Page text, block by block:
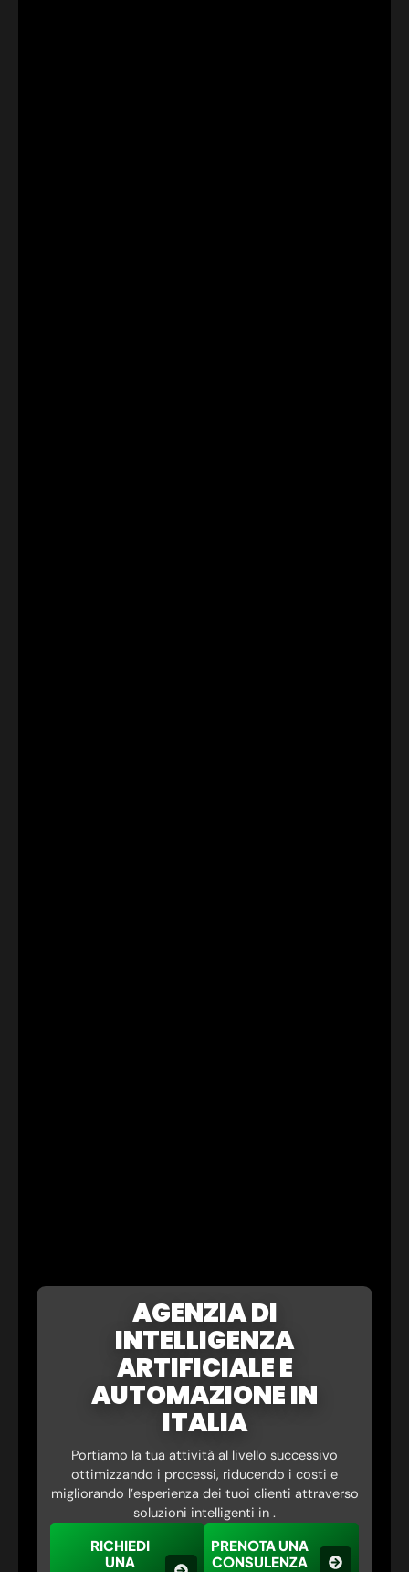
AGENZIA DI
INTELLIGENZA
ARTIFICIALE E
AUTOMAZIONE IN
ITALIA
Portiamo la tua attività al livello successivo
ottimizzando i processi, riducendo i costi e
migliorando l’esperienza dei tuoi clienti attraverso
soluzioni intelligenti in .
RICHIEDI
UNA
PRENOTA UNA
CONSULENZA